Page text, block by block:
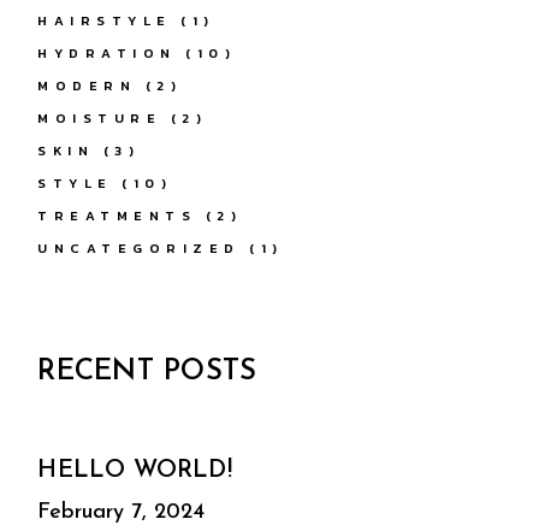
HAIRSTYLE
(1)
HYDRATION
(10)
MODERN
(2)
MOISTURE
(2)
SKIN
(3)
STYLE
(10)
TREATMENTS
(2)
UNCATEGORIZED
(1)
RECENT POSTS
HELLO WORLD!
February 7, 2024